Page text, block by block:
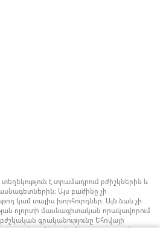
է տրամադրում բժիշկներին և
Այս բաժինը չի
կամ տալիս խորհուրդներ։ Այն նաև չի
ոլորտի մասնագիտական որակավորում
գրականությունը Եհովայի
դրանցում խոսվում է առանց արյան